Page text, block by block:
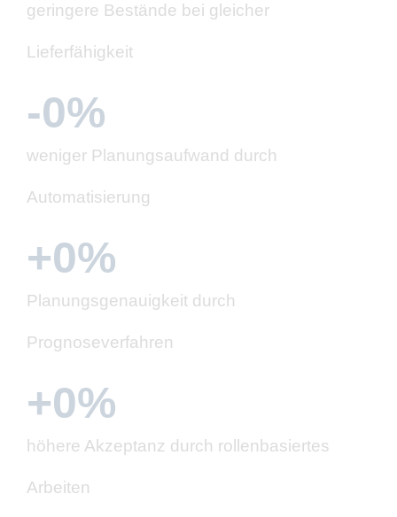
geringere Bestände bei gleicher
Lieferfähigkeit
weniger Planungsaufwand durch
Automatisierung
-0%
Planungsgenauigkeit durch
Prognoseverfahren
+0%
höhere Akzeptanz durch rollenbasiertes
Arbeiten
+0%